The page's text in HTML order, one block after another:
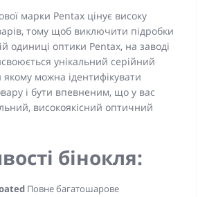
марки Pentax цінує високу
тому щоб виключити підробки
одиниці оптики Pentax, на заводі
унікальний серійний
можна ідентифікувати
і бути впевненим, що у вас
високоякісний оптичний
бінокля:
Повне багатошарове